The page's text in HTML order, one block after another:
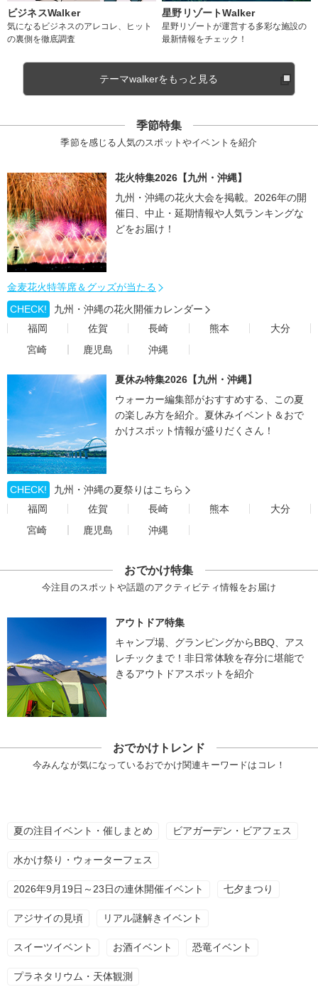
ビジネスWalker
気になるビジネスのアレコレ、ヒット
の裏側を徹底調査
星野リゾートWalker
星野リゾートが運営する多彩な施設の
最新情報をチェック！
テーマwalkerをもっと見る
季節特集
季節を感じる人気のスポットやイベントを紹介
花火特集2026【九州・沖縄】
九州・沖縄の花火大会を掲載。2026年の開
催日、中止・延期情報や人気ランキングな
どをお届け！
金麦花火特等席＆グッズが当たる
CHECK!
九州・沖縄の花火開催カレンダー
福岡
佐賀 長崎 熊本
大分
宮崎
鹿児島 沖縄
夏休み特集2026【九州・沖縄】
ウォーカー編集部がおすすめする、この夏
の楽しみ方を紹介。夏休みイベント＆おで
かけスポット情報が盛りだくさん！
CHECK!
九州・沖縄の夏祭りはこちら
福岡
佐賀 長崎 熊本
大分
宮崎
鹿児島 沖縄
おでかけ特集
今注目のスポットや話題のアクティビティ情報をお届け
アウトドア特集
キャンプ場、グランピングからBBQ、アス
レチックまで！非日常体験を存分に堪能で
きるアウトドアスポットを紹介
おでかけトレンド
今みんなが気になっているおでかけ関連キーワードはコレ！
夏の注目イベント・催しまとめ ビアガーデン・ビアフェス
水かけ祭り・ウォーターフェス
2026年9月19日～23日の連休開催イベント 七夕まつり
アジサイの見頃 リアル謎解きイベント
スイーツイベント お酒イベント 恐竜イベント
プラネタリウム・天体観測